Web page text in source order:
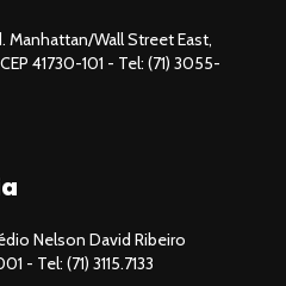
Manhattan/Wall Street East,
41730-101 - Tel: (71) 3055-
Nelson David Ribeiro
- Tel: (71) 3115.7133